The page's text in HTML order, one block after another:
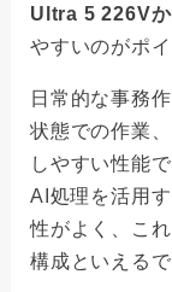
Ultra 5 226V
やすいのがポイ
日常的な事務
状態での作業
しやすい性能で
AI処理を活用
性がよく、こ
構成といえるで